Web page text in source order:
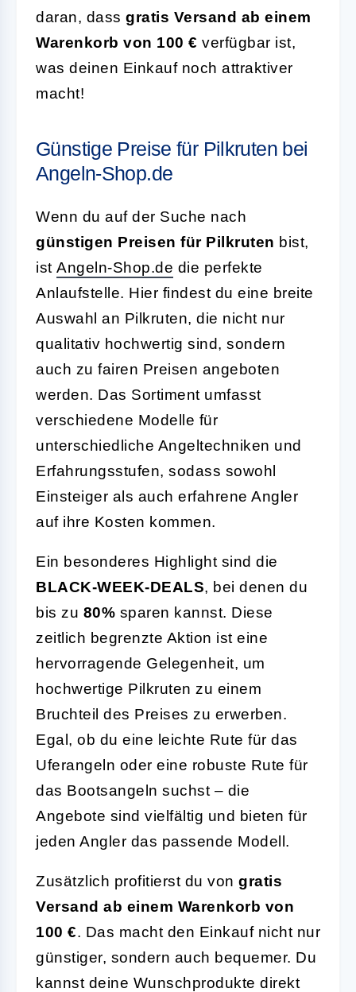
daran, dass gratis Versand ab einem
Warenkorb von 100 € verfügbar ist,
was deinen Einkauf noch attraktiver
macht!
Günstige Preise für Pilkruten bei
Angeln-Shop.de
Wenn du auf der Suche nach
günstigen Preisen für Pilkruten bist,
ist Angeln-Shop.de die perfekte
Anlaufstelle. Hier findest du eine breite
Auswahl an Pilkruten, die nicht nur
qualitativ hochwertig sind, sondern
auch zu fairen Preisen angeboten
werden. Das Sortiment umfasst
verschiedene Modelle für
unterschiedliche Angeltechniken und
Erfahrungsstufen, sodass sowohl
Einsteiger als auch erfahrene Angler
auf ihre Kosten kommen.
Ein besonderes Highlight sind die
BLACK-WEEK-DEALS, bei denen du
bis zu 80% sparen kannst. Diese
zeitlich begrenzte Aktion ist eine
hervorragende Gelegenheit, um
hochwertige Pilkruten zu einem
Bruchteil des Preises zu erwerben.
Egal, ob du eine leichte Rute für das
Uferangeln oder eine robuste Rute für
das Bootsangeln suchst – die
Angebote sind vielfältig und bieten für
jeden Angler das passende Modell.
Zusätzlich profitierst du von gratis
Versand ab einem Warenkorb von
100 €. Das macht den Einkauf nicht nur
günstiger, sondern auch bequemer. Du
kannst deine Wunschprodukte direkt